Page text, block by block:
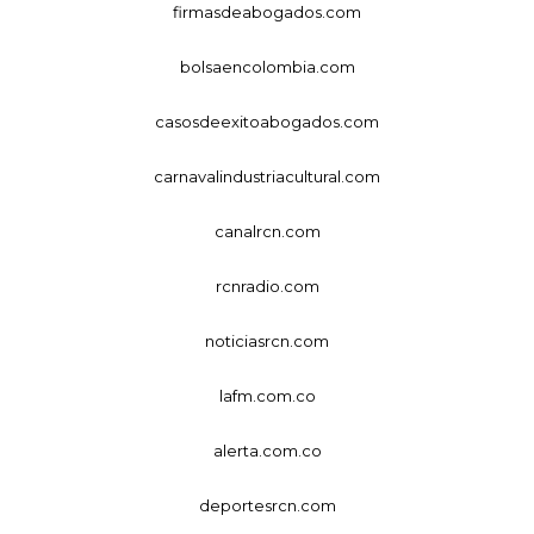
firmasdeabogados.com
bolsaencolombia.com
casosdeexitoabogados.com
carnavalindustriacultural.com
canalrcn.com
rcnradio.com
noticiasrcn.com
lafm.com.co
alerta.com.co
deportesrcn.com